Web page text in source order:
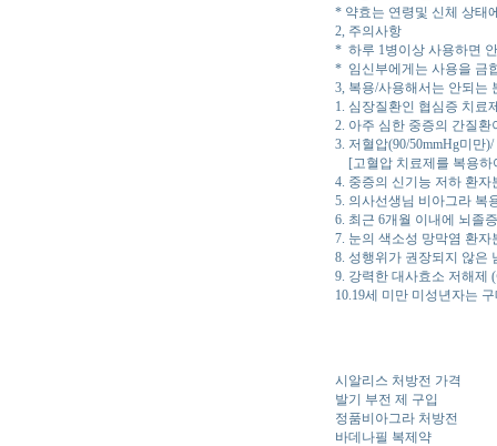
* 약효는 연령및 신체 상태
2, 주의사항
* 하루 1병이상 사용하면
* 임신부에게는 사용을 금
3, 복용/사용해서는 안되는
1. 심장질환인 협심증 치료
2. 아주 심한 중증의 간질환
3. 저혈압(90/50mmHg미만
[고혈압 치료제를 복용하
4. 중증의 신기능 저하 환자
5. 의사선생님 비아그라 복
6. 최근 6개월 이내에 뇌졸
7. 눈의 색소성 망막염 환자
8. 성행위가 권장되지 않은
9. 강력한 대사효소 저해제
10.19세 미만 미성년자는
시알리스 처방전 가격
발기 부전 제 구입
정품비아그라 처방전
바데나필 복제약